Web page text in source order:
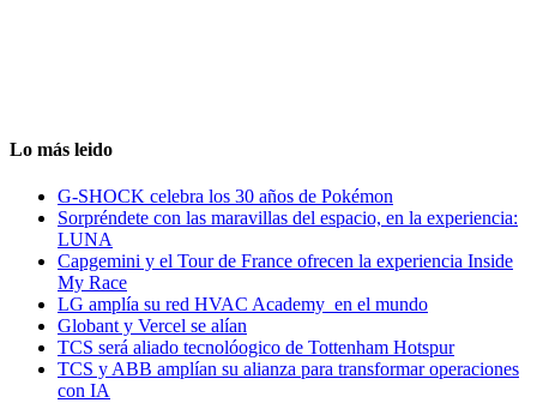
Lo más leido
G-SHOCK celebra los 30 años de Pokémon
Sorpréndete con las maravillas del espacio, en la experiencia:
LUNA
Capgemini y el Tour de France ofrecen la experiencia Inside
My Race
LG amplía su red HVAC Academy en el mundo
Globant y Vercel se alían
TCS será aliado tecnolóogico de Tottenham Hotspur
TCS y ABB amplían su alianza para transformar operaciones
con IA